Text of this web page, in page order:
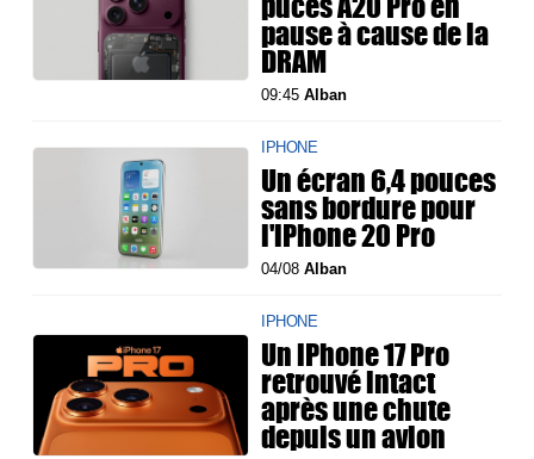
pause à cause de la
DRAM
09:45Alban
IPHONE
Un écran 6,4 pouces
sans bordure pour
l'iPhone 20 Pro
04/08Alban
IPHONE
Un iPhone 17 Pro
retrouvé intact
après une chute
depuis un avion